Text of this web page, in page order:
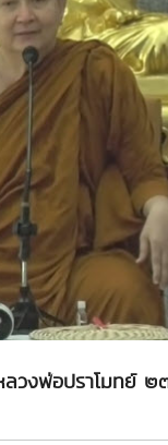
ลวงพ่อปราโมทย์